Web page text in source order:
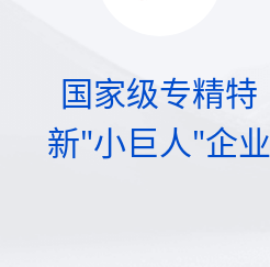
国家级专精特
新"小巨人"企业